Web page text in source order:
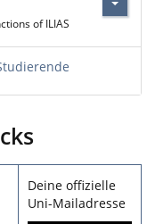
of ILIAS
Deine offizielle
Uni-Mailadresse